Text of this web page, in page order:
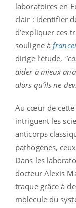
laboratoires en
clair : identifier
d’expliquer ces
souligne à
dirige l’étude,
aider à mieux
alors qu’ils ne
Au cœur de
intriguent les
anticorps
pathogènes,
Dans les
docteur Alexis
traque grâce à
molécule du